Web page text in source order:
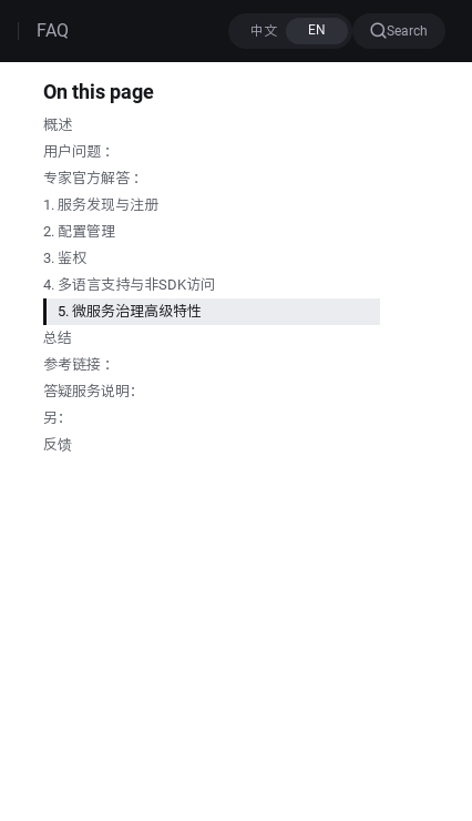
FAQ Search
On this page
概述
用户问题 ：
专家官方解答 ：
1. 服务发现与注册
2. 配置管理
3. 鉴权
4. 多语言支持与非SDK访问
5. 微服务治理高级特性
总结
参考链接 ：
答疑服务说明：
另：
反馈